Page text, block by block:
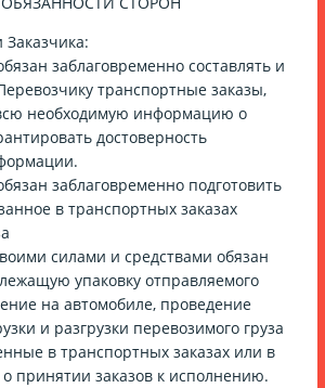
Заказчика:
заблаговременно составлять и
транспортные заказы,
необходимую информацию о
достоверность
заблаговременно подготовить
в транспортных заказах
силами и средствами обязан
упаковку отправляемого
на автомобиле, проведение
и разгрузки перевозимого груза
в транспортных заказах или в
принятии заказов к исполнению.